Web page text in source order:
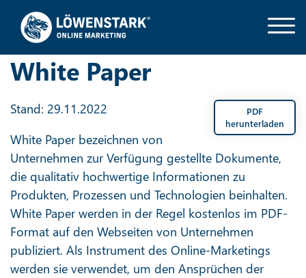
White Paper
PDF
herunterladen
Stand: 29.11.2022
White Paper bezeichnen von
Unternehmen zur Verfügung gestellte Dokumente,
die qualitativ hochwertige Informationen zu
Produkten, Prozessen und Technologien beinhalten.
White Paper werden in der Regel kostenlos im PDF-
Format auf den Webseiten von Unternehmen
publiziert. Als Instrument des Online-Marketings
werden sie verwendet, um den Ansprüchen der